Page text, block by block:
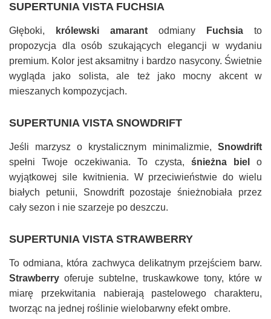
SUPERTUNIA VISTA FUCHSIA
Głęboki, królewski amarant odmiany Fuchsia to
propozycja dla osób szukających elegancji w wydaniu
premium. Kolor jest aksamitny i bardzo nasycony. Świetnie
wygląda jako solista, ale też jako mocny akcent w
mieszanych kompozycjach.
SUPERTUNIA VISTA SNOWDRIFT
Jeśli marzysz o krystalicznym minimalizmie, Snowdrift
spełni Twoje oczekiwania. To czysta, śnieżna biel
o
wyjątkowej sile kwitnienia. W przeciwieństwie do wielu
białych petunii, Snowdrift pozostaje śnieżnobiała przez
cały sezon i nie szarzeje po deszczu.
SUPERTUNIA VISTA STRAWBERRY
To odmiana, która zachwyca delikatnym przejściem barw.
Strawberry oferuje subtelne, truskawkowe tony, które w
miarę przekwitania nabierają pastelowego charakteru,
tworząc na jednej roślinie wielobarwny efekt ombre.